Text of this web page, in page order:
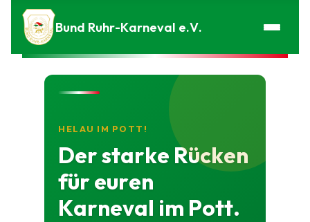
Zum Inhalt springen
Bund Ruhr-Karneval e.V.
HELAU IM POTT!
Der starke Rücken
für euren
Karneval im Pott.